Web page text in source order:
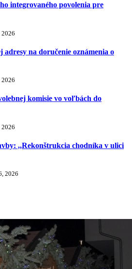
integrovaného povolenia pre
2026
na doručenie oznámenia o
2026
komisie vo voľbách do
2026
,,Rekonštrukcia chodníka v ulici
2026